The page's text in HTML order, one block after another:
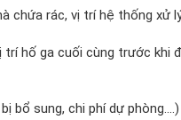
chứa rác, vị trí hệ thống xử
hố ga cuối cùng trước khi
bổ sung, chi phí dự phòng….)